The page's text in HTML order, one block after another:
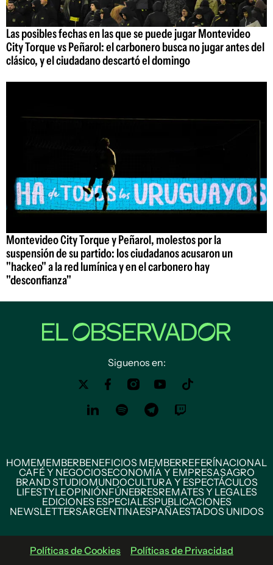
Las posibles fechas en las que se puede jugar Montevideo
City Torque vs Peñarol: el carbonero busca no jugar antes del
clásico, y el ciudadano descartó el domingo
Montevideo City Torque y Peñarol, molestos por la
suspensión de su partido: los ciudadanos acusaron un
"hackeo" a la red lumínica y en el carbonero hay
"desconfianza"
Siguenos en:
HOMEMEMBERBENEFICIOS MEMBERREFERÍNACIONAL
CAFÉ Y NEGOCIOSECONOMÍA Y EMPRESASAGRO
BRAND STUDIOMUNDOCULTURA Y ESPECTÁCULOS
LIFESTYLEOPINIÓNFÚNEBRESREMATES Y LEGALES
EDICIONES ESPECIALESPUBLICACIONES
NEWSLETTERSARGENTINAESPAÑAESTADOS UNIDOS
Políticas de Cookies Políticas de Privacidad